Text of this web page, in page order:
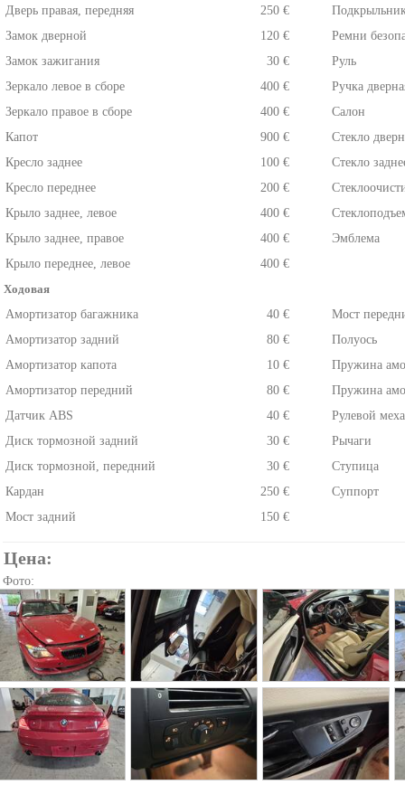
Дверь правая, передняя
250 €
Замок дверной
120 €
Замок зажигания
30 €
Зеркало левое в сборе
400 €
Зеркало правое в сборе
400 €
Капот
900 €
Кресло заднее
100 €
Кресло переднее
200 €
Крыло заднее, левое
400 €
Крыло заднее, правое
400 €
Крыло переднее, левое
400 €
Ремни
Руль
Ручка
Салон
Стекло
Стекло
Эмблема
Ходовая
Амортизатор багажника
40 €
Амортизатор задний
80 €
Амортизатор капота
10 €
Амортизатор передний
80 €
Датчик ABS
40 €
Диск тормозной задний
30 €
Диск тормозной, передний
30 €
Кардан
250 €
Мост задний
150 €
Мост
Полуось
Пружина
Пружина
Рулевой
Рычаги
Ступица
Суппорт
Цена:
Фото: